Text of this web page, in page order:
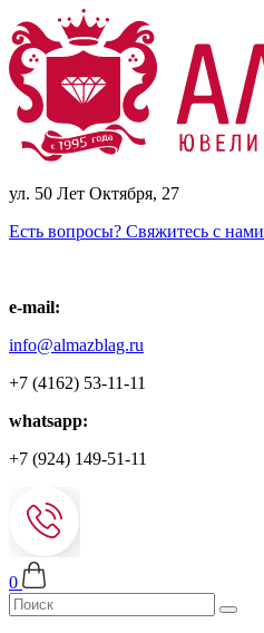
ул. 50 Лет Октября, 27
Есть вопросы? Свяжитесь с нами
e-mail:
info@almazblag.ru
+7 (4162) 53-11-11
whatsapp:
+7 (924) 149-51-11
0